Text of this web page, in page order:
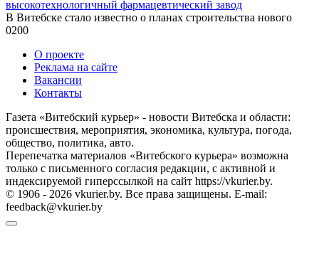
высокотехнологичный фармацевтический завод
В Витебске стало известно о планах строительства нового
0200
О проекте
Реклама на сайте
Вакансии
Контакты
Газета «Витебский курьер» - новости Витебска и области:
происшествия, мероприятия, экономика, культура, погода,
общество, политика, авто.
Перепечатка материалов «Витебского курьера» возможна
только с письменного согласия редакции, с активной и
индексируемой гиперссылкой на сайт https://vkurier.by.
© 1906 - 2026 vkurier.by. Все права защищены. E-mail:
feedback@vkurier.by